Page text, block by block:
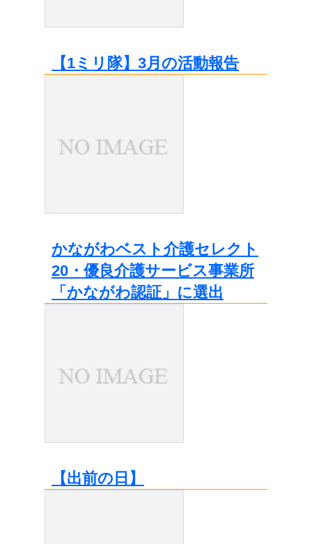
【1ミリ隊】3月の活動報告
かながわベスト介護セレクト
20・優良介護サービス事業所
「かながわ認証」に選出
【出前の日】